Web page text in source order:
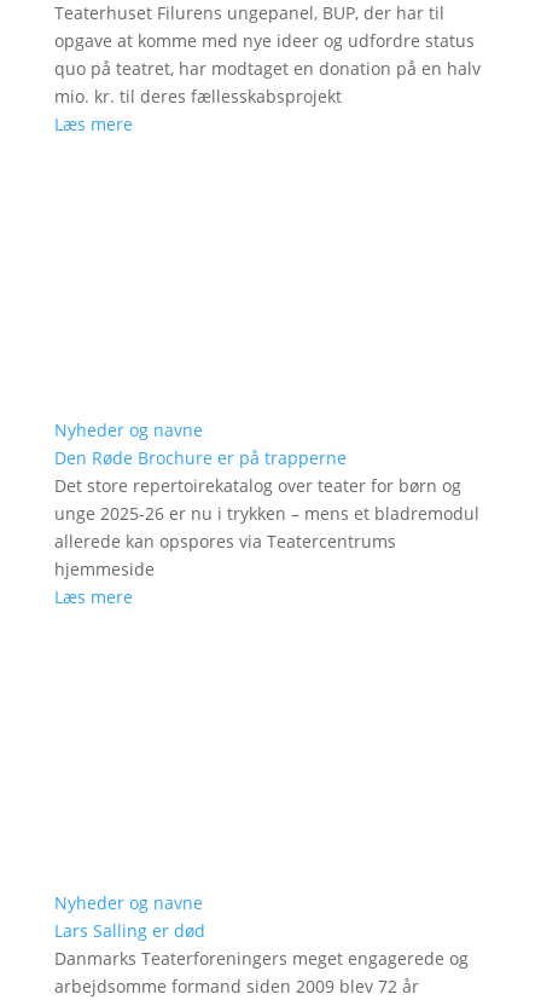
Teaterhuset Filurens ungepanel, BUP, der har til
opgave at komme med nye ideer og udfordre status
quo på teatret, har modtaget en donation på en halv
mio. kr. til deres fællesskabsprojekt
Læs mere
Nyheder og navne
Den Røde Brochure er på trapperne
Det store repertoirekatalog over teater for børn og
unge 2025-26 er nu i trykken – mens et bladremodul
allerede kan opspores via Teatercentrums
hjemmeside
Læs mere
Nyheder og navne
Lars Salling er død
Danmarks Teaterforeningers meget engagerede og
arbejdsomme formand siden 2009 blev 72 år